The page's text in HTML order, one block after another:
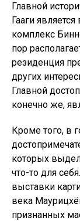
Главной
Гааги
комплекс
пор
резиденция
других
Главной
конечно же,
Кроме того, в
которых
что-то для
выставки
века
признанных